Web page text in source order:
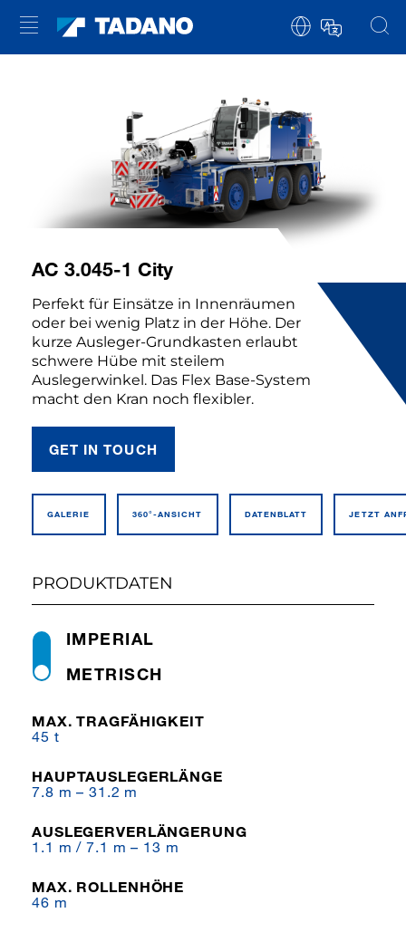
AC 3.045-1 City
Perfekt für Einsätze in Innenräumen
oder bei wenig Platz in der Höhe. Der
kurze Ausleger-Grundkasten erlaubt
schwere Hübe mit steilem
Auslegerwinkel. Das Flex Base-System
macht den Kran noch flexibler.
GET IN TOUCH
GALERIE 360°-ANSICHT DATEN­BLATT JETZT
PRODUKTDATEN
METRISCH
IMPERIAL
MAX. TRAGFÄHIGKEIT
45 t
HAUPT­AUS­LE­GER­LÄNGE
7.8 m – 31.2 m
AUSLEGERVERLÄNGERUNG
1.1 m / 7.1 m – 13 m
MAX. ROLLENHÖHE
46 m